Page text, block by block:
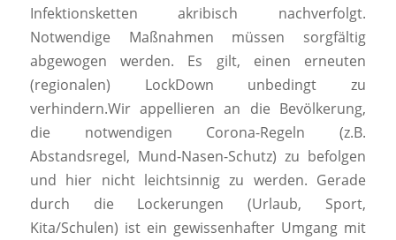
Infektionsketten akribisch nachverfolgt.
Notwendige Maßnahmen müssen sorgfältig
abgewogen werden. Es gilt, einen erneuten
(regionalen) LockDown unbedingt zu
verhindern.Wir appellieren an die Bevölkerung,
die notwendigen Corona-Regeln (z.B.
Abstandsregel, Mund-Nasen-Schutz) zu befolgen
und hier nicht leichtsinnig zu werden. Gerade
durch die Lockerungen (Urlaub, Sport,
Kita/Schulen) ist ein gewissenhafter Umgang mit